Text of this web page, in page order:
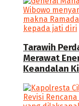
Tarawih
Merawat
Keandalan